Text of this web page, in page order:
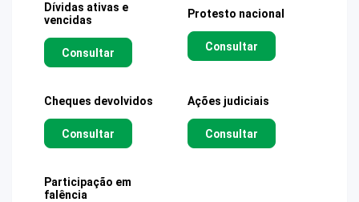
Dívidas ativas e
vencidas
Consultar
Protesto nacional
Consultar
Cheques devolvidos
Consultar
Ações judiciais
Consultar
Participação em
falência